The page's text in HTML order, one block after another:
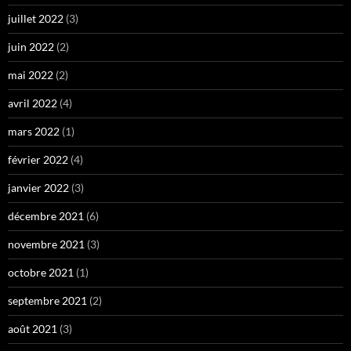
juillet 2022 (3)
juin 2022 (2)
mai 2022 (2)
avril 2022 (4)
mars 2022 (1)
février 2022 (4)
janvier 2022 (3)
décembre 2021 (6)
novembre 2021 (3)
octobre 2021 (1)
septembre 2021 (2)
août 2021 (3)